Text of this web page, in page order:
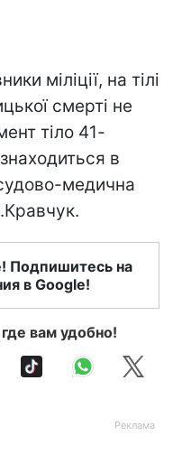
міліції, на тілі
смерті не
тіло 41-
в
медична
Подпишитесь на
в Google!
вам удобно!